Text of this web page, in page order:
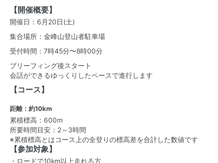
【開催概要】
開催日：6月20日(土)
集合場所：金峰山登山者駐車場
受付時間：7時45分〜8時00分
ブリーフィング後スタート
会話ができるゆっくりしたペースで進行します
【コース】
距離：約10km
累積標高：600m
所要時間目安：2～3時間
※累積標高とはコース上の全登りの標高差を合計した数値です
【参加対象】
・ロードで10km以上走れる方